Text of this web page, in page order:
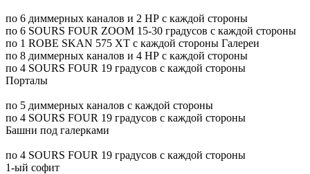
по 6 диммерных каналов и 2 НР с каждой стороны
по 6 SOURS FOUR ZOOM 15-30 градусов с каждой стороны
по 1 ROBE SKAN 575 XT с каждой стороны Галереи
по 8 диммерных каналов и 4 НР с каждой стороны
по 4 SOURS FOUR 19 градусов с каждой стороны
Порталы
по 5 диммерных каналов с каждой стороны
по 4 SOURS FOUR 19 градусов с каждой стороны
Башни под галерками
по 4 SOURS FOUR 19 градусов с каждой стороны
1-ый софит